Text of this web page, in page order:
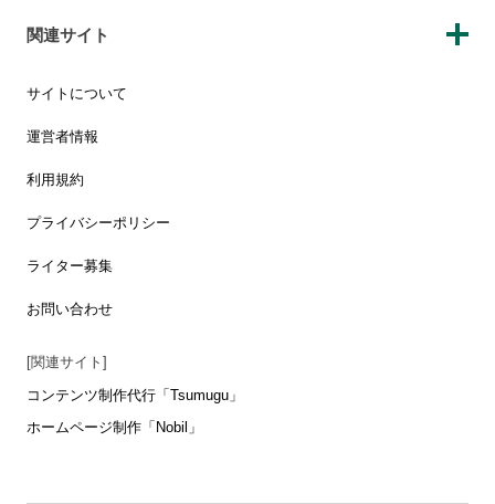
関連サイト
サイトについて
運営者情報
利用規約
プライバシーポリシー
ライター募集
お問い合わせ
[関連サイト]
コンテンツ制作代行「Tsumugu」
ホームページ制作「Nobil」